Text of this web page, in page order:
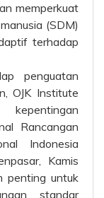
memperkuat
(SDM)
terhadap
penguatan
OJK Institute
Rancangan
Indonesia
Kamis
penting untuk
standar